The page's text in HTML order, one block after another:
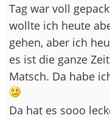
Tag war voll
wollte ich heute
gehen, aber ich
es ist die ganze
Matsch. Da habe
Da hat es sooo